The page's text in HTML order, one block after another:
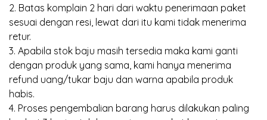
2. Batas komplain 2 hari dari waktu penerimaan paket
sesuai dengan resi, lewat dari itu kami tidak menerima
retur.
3. Apabila stok baju masih tersedia maka kami ganti
dengan produk yang sama, kami hanya menerima
refund uang/tukar baju dan warna apabila produk
habis.
4. Proses pengembalian barang harus dilakukan paling